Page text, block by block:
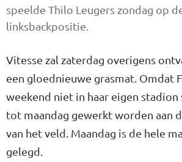
speelde Thilo Leugers zondag op
linksbackpositie.
Vitesse zal zaterdag overigens
een gloednieuwe grasmat. Omdat
weekend niet in haar eigen stadion
tot maandag gewerkt worden aan
van het veld. Maandag is de hele
gelegd.